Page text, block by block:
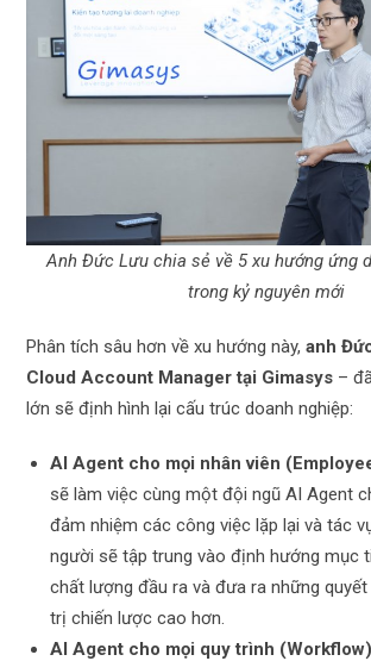
Anh Đức Lưu chia sẻ về 5 xu hướng ứng
trong kỷ nguyên mới
Phân tích sâu hơn về xu hướng này,anh
Cloud Account Manager tại Gimasys –
lớn sẽ định hình lại cấu trúc doanh nghiệp:
AI Agent cho mọi nhân viên
sẽ làm việc cùng một đội ngũ AI Agent
đảm nhiệm các công việc lặp lại và tác
người sẽ tập trung vào định hướng mục
chất lượng đầu ra và đưa ra những
trị chiến lược cao hơn.
AI Agent cho mọi quy trình